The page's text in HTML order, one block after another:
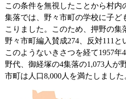
この条件を無視したことから村内
集落では、野々市町の学校に子ど
こりました。このため、押野の集
野々市町編入賛成274、反対111と
このようないきさつを経て1957年
野代、御経塚の4集落の1,073人が
市町は人口8,000人を満たしました